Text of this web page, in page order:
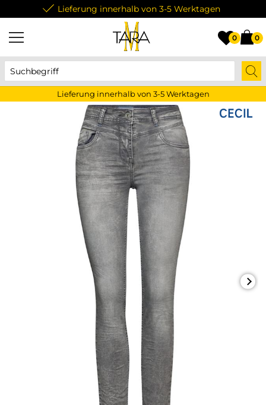
Lieferung innerhalb von 3-5 Werktagen
0 0
Lieferung innerhalb von 3-5 Werktagen